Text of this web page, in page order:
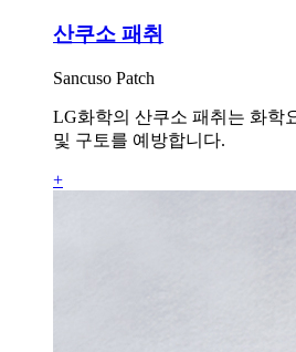
산쿠소 패취
Sancuso Patch
LG화학의 산쿠소 패취는 화학
및 구토를 예방합니다.
+